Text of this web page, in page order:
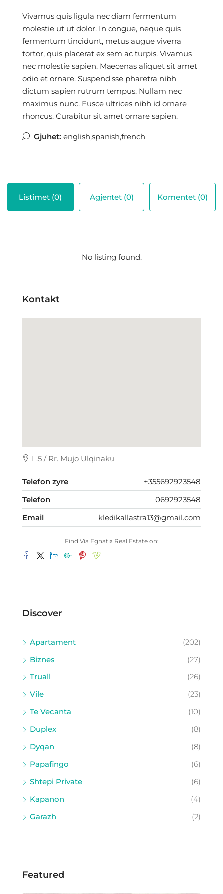
Vivamus quis ligula nec diam fermentum
molestie ut ut dolor. In congue, neque quis
fermentum tincidunt, metus augue viverra
tortor, quis placerat ex sem ac turpis. Vivamus
nec molestie sapien. Maecenas aliquet sit amet
odio et ornare. Suspendisse pharetra nibh
dictum sapien rutrum tempus. Nullam nec
maximus nunc. Fusce ultrices nibh id ornare
rhoncus. Curabitur sit amet ornare sapien.
Gjuhet: english,spanish,french
Listimet (0) Agjentet (0) Komentet (0)
No listing found.
Kontakt
L.5 / Rr. Mujo Ulqinaku
Telefon zyre
+355692923548
Telefon
0692923548
Email
kledikallastra13@gmail.com
Find Via Egnatia Real Estate on:
Discover
Apartament
(202)
Biznes
(27)
Truall
(26)
Vile
(23)
Te Vecanta
(10)
Duplex
(8)
Dyqan
(8)
Papafingo
(6)
Shtepi Private
(6)
Kapanon
(4)
Garazh
(2)
Featured